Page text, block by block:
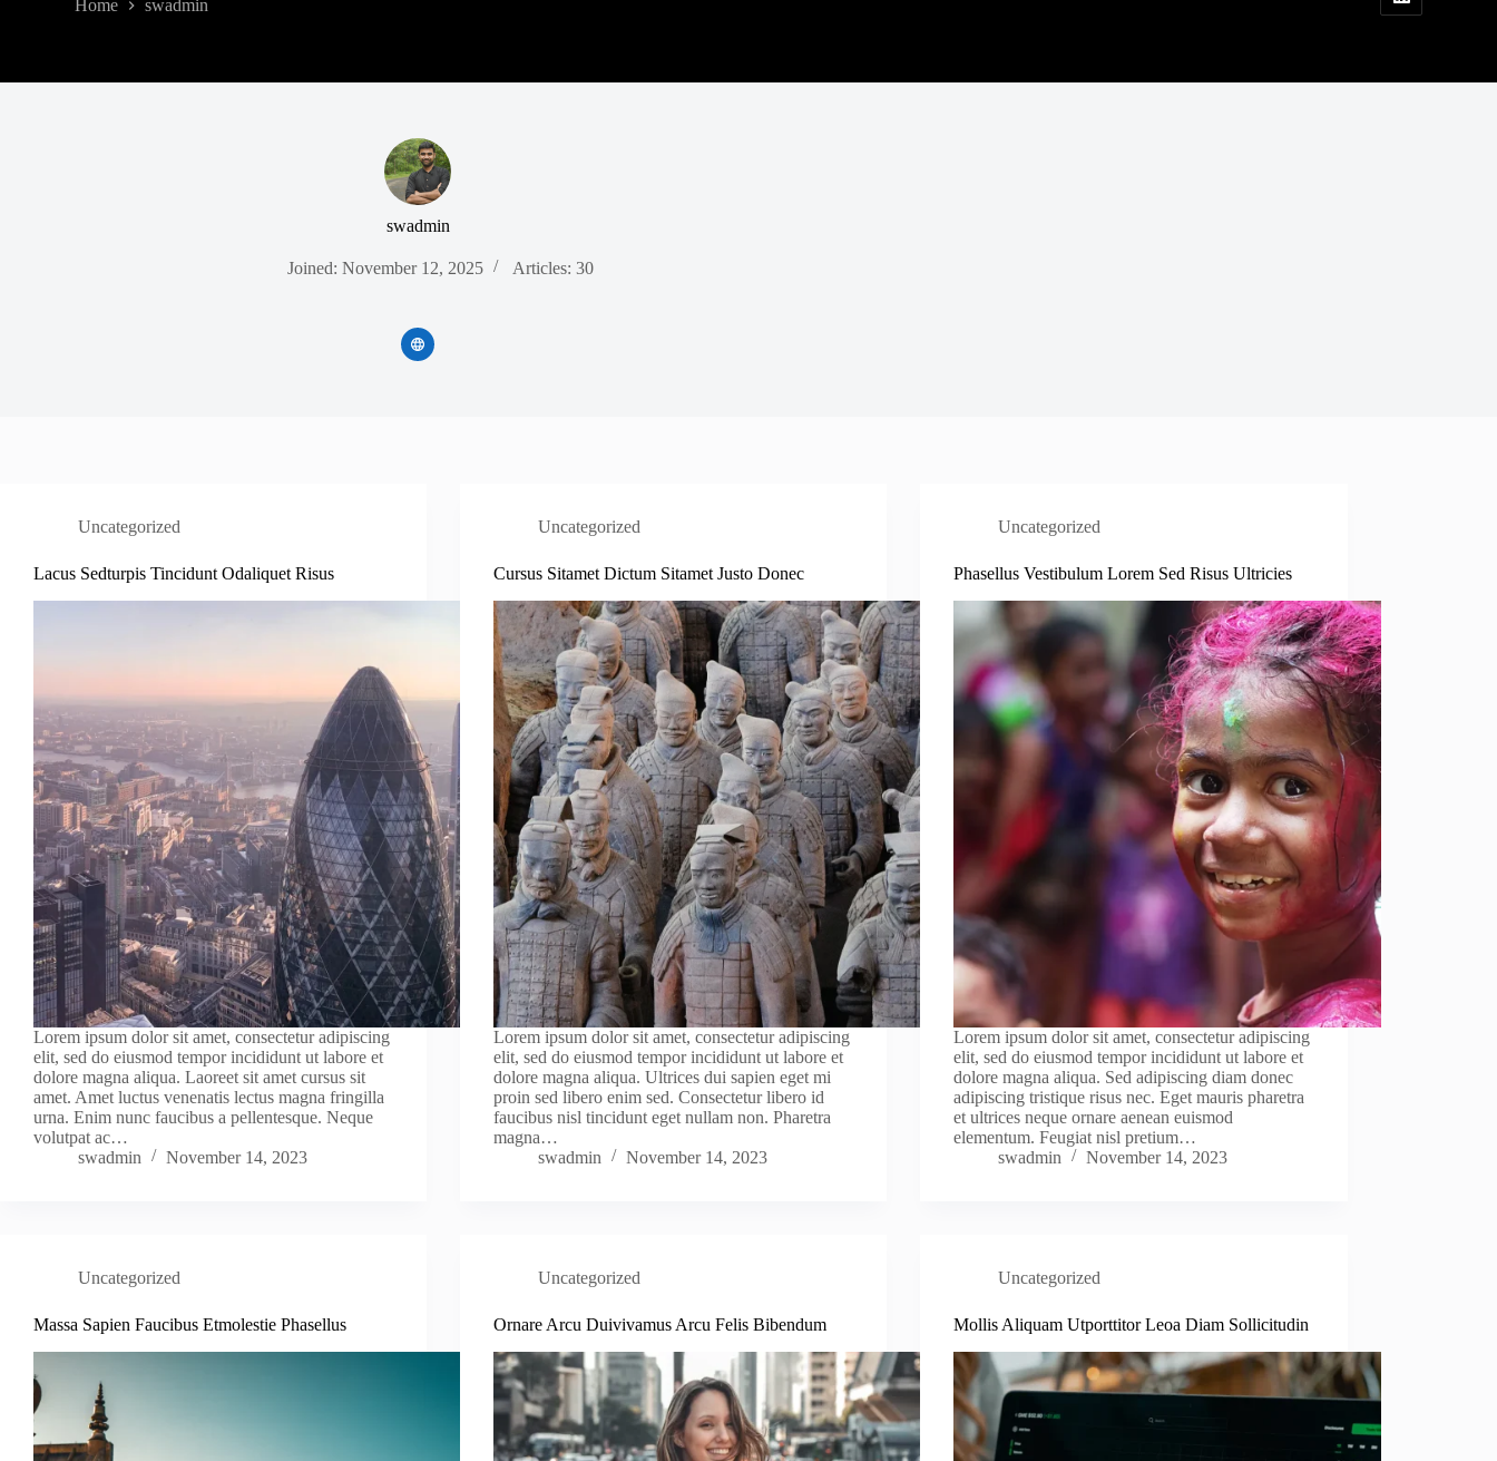
Home swadmin
swadmin
Joined: November 12, 2025 Articles: 30
Uncategorized
Lacus Sedturpis Tincidunt Odaliquet Risus
Lorem ipsum dolor sit amet, consectetur adipiscing
elit, sed do eiusmod tempor incididunt ut labore et
dolore magna aliqua. Laoreet sit amet cursus sit
amet. Amet luctus venenatis lectus magna fringilla
urna. Enim nunc faucibus a pellentesque. Neque
volutpat ac…
swadmin
November 14, 2023
Uncategorized
Cursus Sitamet Dictum Sitamet Justo Donec
Lorem ipsum dolor sit amet, consectetur adipiscing
elit, sed do eiusmod tempor incididunt ut labore et
dolore magna aliqua. Ultrices dui sapien eget mi
proin sed libero enim sed. Consectetur libero id
faucibus nisl tincidunt eget nullam non. Pharetra
magna…
swadmin
November 14, 2023
Uncategorized
Phasellus Vestibulum Lorem Sed Risus Ultricies
Lorem ipsum dolor sit amet, consectetur adipiscing
elit, sed do eiusmod tempor incididunt ut labore et
dolore magna aliqua. Sed adipiscing diam donec
adipiscing tristique risus nec. Eget mauris pharetra
et ultrices neque ornare aenean euismod
elementum. Feugiat nisl pretium…
swadmin
November 14, 2023
Uncategorized
Massa Sapien Faucibus Etmolestie Phasellus
Uncategorized
Ornare Arcu Duivivamus Arcu Felis Bibendum
Uncategorized
Mollis Aliquam Utporttitor Leoa Diam Sollicitudin